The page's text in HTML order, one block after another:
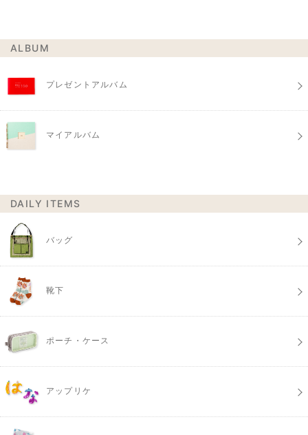
ALBUM
プレゼントアルバム
マイアルバム
DAILY ITEMS
バッグ
靴下
ポーチ・ケース
アップリケ